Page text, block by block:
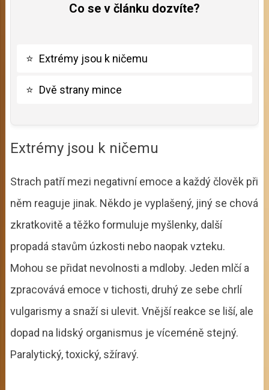
Co se v článku dozvíte?
⭐ Extrémy jsou k ničemu
⭐ Dvě strany mince
Extrémy jsou k ničemu
Strach patří mezi negativní emoce a každý člověk při
něm reaguje jinak. Někdo je vyplašený, jiný se chová
zkratkovitě a těžko formuluje myšlenky, další
propadá stavům úzkosti nebo naopak vzteku.
Mohou se přidat nevolnosti a mdloby. Jeden mlčí a
zpracovává emoce v tichosti, druhý ze sebe chrlí
vulgarismy a snaží si ulevit. Vnější reakce se liší, ale
dopad na lidský organismus je víceméně stejný.
Paralytický, toxický, sžíravý.